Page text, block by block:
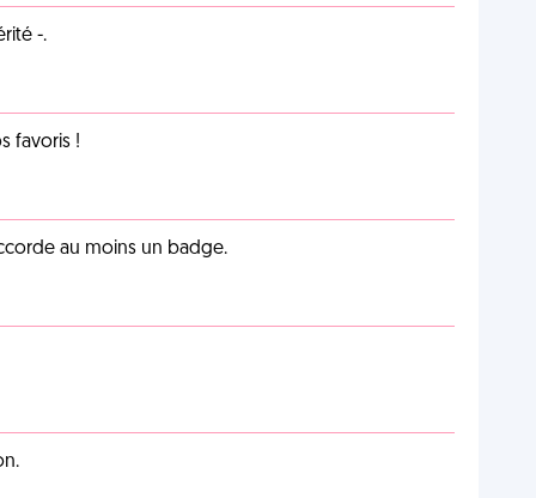
-.
favoris !
au moins un badge.